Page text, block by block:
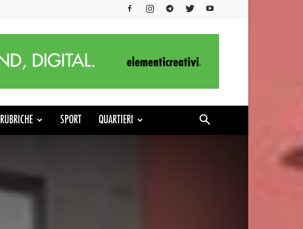
RUBRICHE SPORT QUARTIERI